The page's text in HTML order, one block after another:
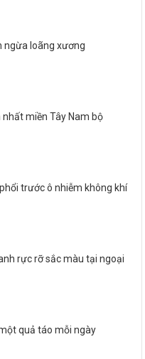
ngừa loãng xương
nhất miền Tây Nam bộ
trước ô nhiễm không khí
rực rỡ sắc màu tại ngoại
quả táo mỗi ngày